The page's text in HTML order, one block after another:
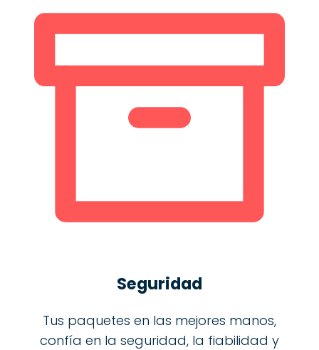
Seguridad
Tus paquetes en las mejores manos,
confía en la seguridad, la fiabilidad y